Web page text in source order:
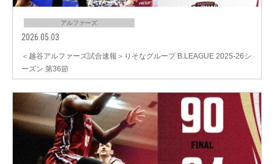
アルファーズ
2026.05.03
＜越谷アルファーズ試合速報＞りそなグループ B.LEAGUE 2025-26シ
ーズン 第36節